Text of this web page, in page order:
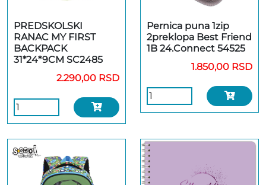
PREDSKOLSKI
RANAC MY FIRST
BACKPACK
31*24*9CM SC2485
2.290,00 RSD
Pernica puna 1zip
2preklopa Best Friend
1B 24.Connect 54525
1.850,00 RSD